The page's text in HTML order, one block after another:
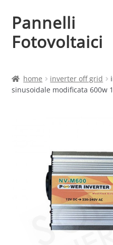
Vai
alla
navigazione
Vai
al
contenuto
Pannelli
Fotovoltaici
Cart
My account
Produttori
home inverter off grid
sinusoidale modificata 600w